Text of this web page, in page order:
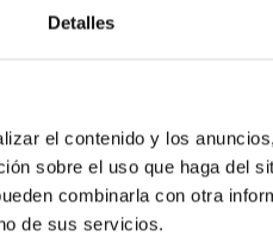
Detalles
el contenido y los
sobre el uso que haga del
combinarla con otra
de sus servicios.
between Cloud
between the magnetic
cores and their angular